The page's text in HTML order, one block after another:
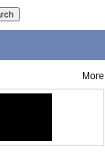
More